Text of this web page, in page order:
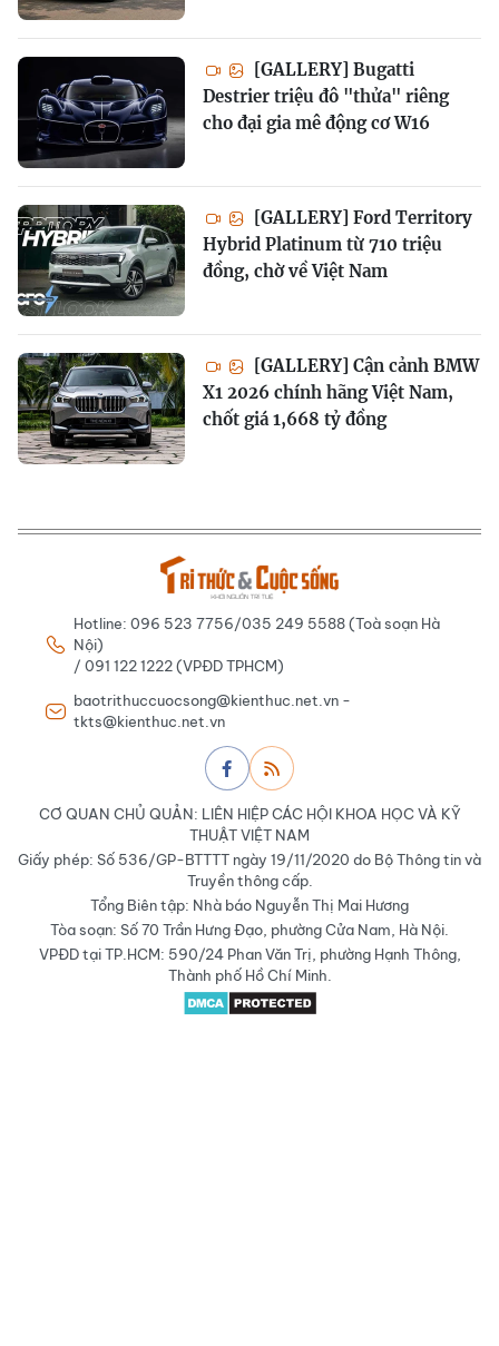
[GALLERY] Bugatti
Destrier triệu đô "thửa" riêng
cho đại gia mê động cơ W16
[GALLERY] Ford Territory
Hybrid Platinum từ 710 triệu
đồng, chờ về Việt Nam
[GALLERY] Cận cảnh BMW
X1 2026 chính hãng Việt Nam,
chốt giá 1,668 tỷ đồng
Hotline: 096 523 7756/035 249 5588 (Toà soạn Hà
Nội)
/ 091 122 1222 (VPĐD TPHCM)
baotrithuccuocsong@kienthuc.net.vn -
tkts@kienthuc.net.vn
CƠ QUAN CHỦ QUẢN: LIÊN HIỆP CÁC HỘI KHOA HỌC VÀ KỸ
THUẬT VIỆT NAM
Giấy phép: Số 536/GP-BTTTT ngày 19/11/2020 do Bộ Thông tin và
Truyền thông cấp.
Tổng Biên tập: Nhà báo Nguyễn Thị Mai Hương
Tòa soạn: Số 70 Trần Hưng Đạo, phường Cửa Nam, Hà Nội.
VPĐD tại TP.HCM: 590/24 Phan Văn Trị, phường Hạnh Thông,
Thành phố Hồ Chí Minh.